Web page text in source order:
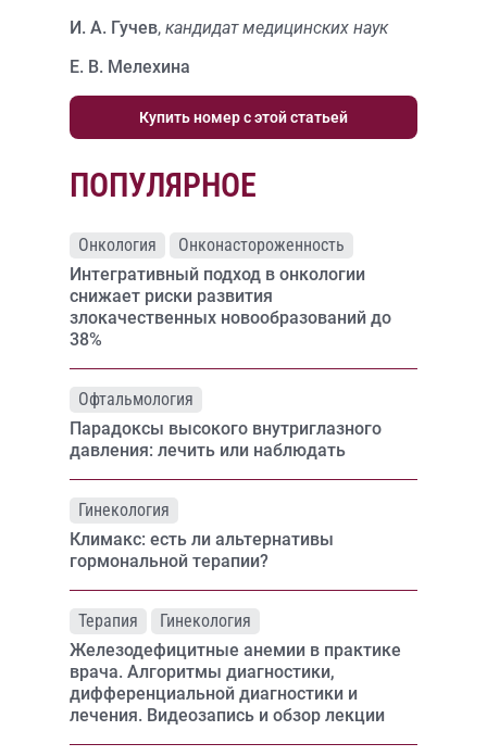
И. А. Гучев, кандидат медицинских наук
Е. В. Мелехина
Купить номер с этой статьей
ПОПУЛЯРНОЕ
Онкология
Онконастороженность
Интегративный подход в онкологии
снижает риски развития
злокачественных новообразований до
38%
Офтальмология
Парадоксы высокого внутриглазного
давления: лечить или наблюдать
Гинекология
Климакс: есть ли альтернативы
гормональной терапии?
Терапия
Гинекология
Железодефицитные анемии в практике
врача. Алгоритмы диагностики,
дифференциальной диагностики и
лечения. Видеозапись и обзор лекции